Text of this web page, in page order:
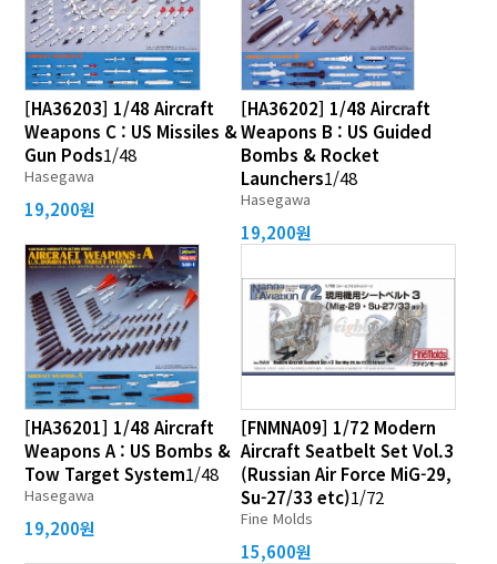
[HA36203] 1/48 Aircraft
Weapons C : US Missiles &
Gun Pods1/48
Hasegawa
19,200원
[HA36202] 1/48 Aircraft
Weapons B : US Guided
Bombs & Rocket
Launchers1/48
Hasegawa
19,200원
[HA36201] 1/48 Aircraft
Weapons A : US Bombs &
Tow Target System1/48
Hasegawa
19,200원
[FNMNA09] 1/72 Modern
Aircraft Seatbelt Set Vol.3
(Russian Air Force MiG-29,
Su-27/33 etc)1/72
Fine Molds
15,600원